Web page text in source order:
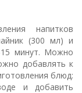
напитков
(300 мл) и
15 минут. Можно
добавлять к
блюд:
и добавить